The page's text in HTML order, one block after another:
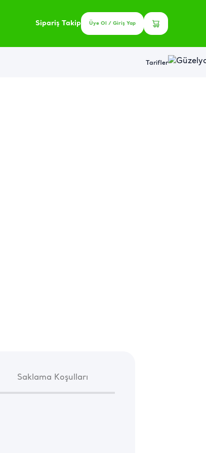
Sipariş Takip Üye Ol / Giriş Yap
Tarifler
Saklama Koşulları